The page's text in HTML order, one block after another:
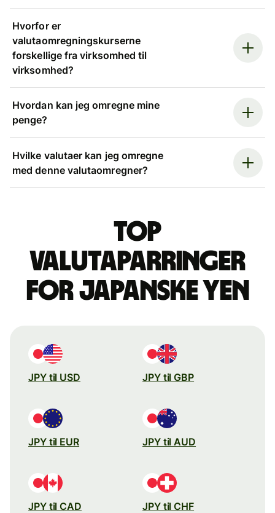
Hvorfor er
valutaomregningskurserne
forskellige fra virksomhed til
virksomhed?
Hvordan kan jeg omregne mine
penge?
Hvilke valutaer kan jeg omregne
med denne valutaomregner?
Top
valutaparringer
for japanske yen
JPY til USD JPY til GBP
JPY til EUR JPY til AUD
JPY til CAD JPY til CHF